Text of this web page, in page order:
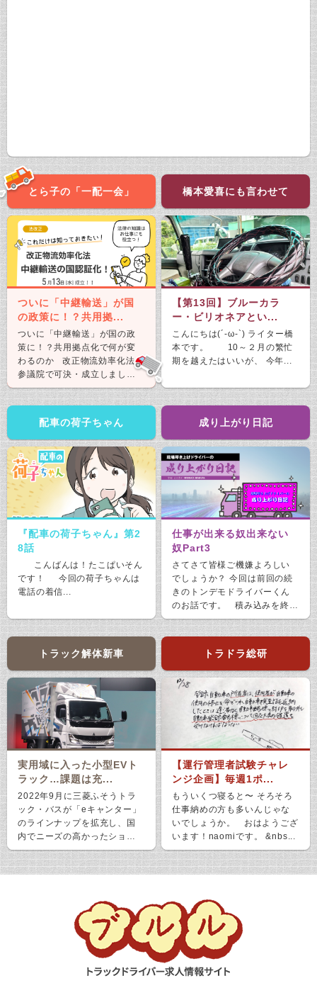
とら子の「一配一会」
ついに「中継輸送」が国
の政策に！？共用拠...
ついに「中継輸送」が国の政
策に！？共用拠点化で何が変
わるのか 改正物流効率化法が
参議院で可決・成立しまし
た。 &nb...
橋本愛喜にも言わせて
【第13回】ブルーカラ
ー・ビリオネアとい...
こんにちは(´-ω-`) ライター橋
本です。 10～２月の繁忙
期を越えたはいいが、 今年...
配車の荷子ちゃん
『配車の荷子ちゃん』第2
8話
こんばんは！たこぱいそん
です！ 今回の荷子ちゃんは
電話の着信...
成り上がり日記
仕事が出来る奴出来ない
奴Part3
さてさて皆様ご機嫌よろしい
でしょうか？ 今回は前回の続
きのトンデモドライバーくん
のお話です。 積み込みを終
え、ホッと...
トラック解体新車
実用域に入った小型EVト
ラック…課題は充...
2022年9月に三菱ふそうトラ
ック・バスが「eキャンター」
のラインナップを拡充し、国
内でニーズの高かったショー
ト＆ナローボディ（G...
トラドラ総研
【運行管理者試験チャレ
ンジ企画】毎週1ポ...
もういくつ寝ると〜 そろそろ
仕事納めの方も多いんじゃな
いでしょうか。 おはようござ
います！naomiです。 &nbs...